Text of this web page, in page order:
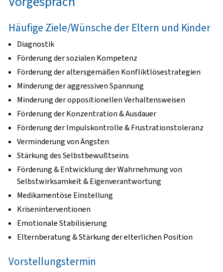
Häufige Ziele/Wünsche der Eltern und Kinder
Diagnostik
Förderung der sozialen Kompetenz
Förderung der altersgemäßen Konfliktlösestrategien
Minderung der aggressiven Spannung
Minderung der oppositionellen Verhaltensweisen
Förderung der Konzentration & Ausdauer
Förderung der Impulskontrolle & Frustrationstoleranz
Verminderung von Ängsten
Stärkung des Selbstbewußtseins
Förderung & Entwicklung der Wahrnehmung von
Selbstwirksamkeit & Eigenverantwortung
Medikamentöse Einstellung
Kriseninterventionen
Emotionale Stabilisierung
Elternberatung & Stärkung der elterlichen Position
Vorstellungstermin